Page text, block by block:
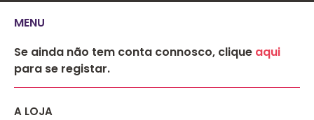
MENU
Se ainda não tem conta connosco, clique aqui
para se registar.
A LOJA